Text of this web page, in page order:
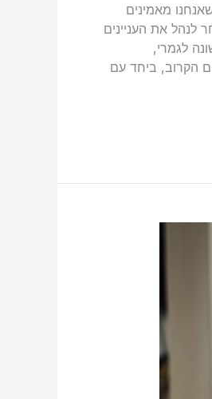
מאמינים
לנהל את העניינים
לגמרי,
הקרוב, ביחד עם